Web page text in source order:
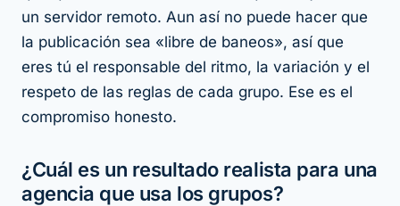
un servidor remoto. Aun así no puede hacer que
la publicación sea «libre de baneos», así que
eres tú el responsable del ritmo, la variación y el
respeto de las reglas de cada grupo. Ese es el
compromiso honesto.
¿Cuál es un resultado realista para una
agencia que usa los grupos?